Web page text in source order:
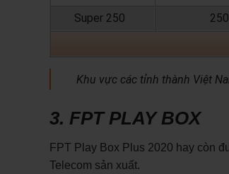
Super 250
Khu vực các tỉnh thành Việt
3. FPT PLAY BOX
FPT Play Box Plus 2020 hay còn
Telecom sản xuất.